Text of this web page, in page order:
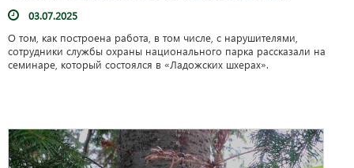
03.07.2025
О том, как построена работа, в том числе, с нарушителями,
сотрудники службы охраны национального парка рассказали на
семинаре, который состоялся в «Ладожских шхерах».